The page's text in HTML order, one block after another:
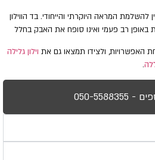
המראה היוקרתי והייחודי. בד הווילון
רב פעמי ואינו סופח את האבק בחלל
האפשרויות, ולצידו תמצאו גם את וילון גלילה
.